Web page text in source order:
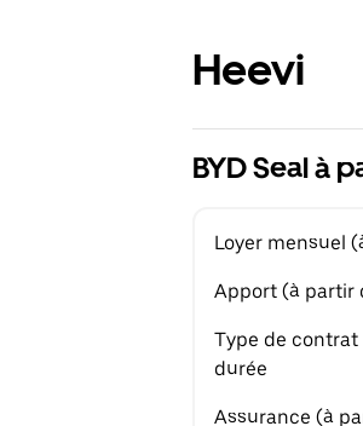
Heevi
BYD Seal à
Loyer mensuel
Apport (à partir
Type de contrat
durée
Assurance (à